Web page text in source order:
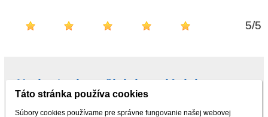
5/5
Hodnotenie našich kupujúcich na
Najnákup.sk
Táto stránka používa cookies
Súbory cookies používame pre správne fungovanie našej webovej